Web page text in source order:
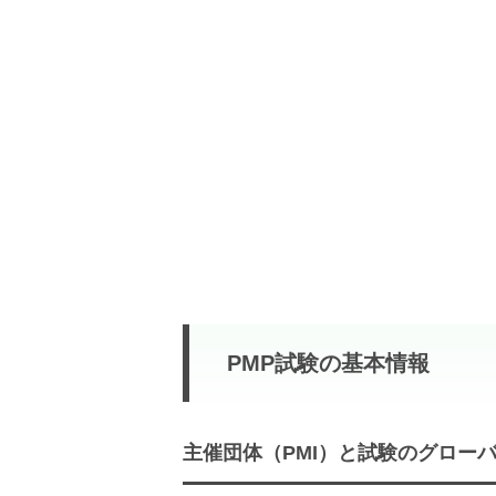
PMP試験の基本情報
主催団体（PMI）と試験のグロー